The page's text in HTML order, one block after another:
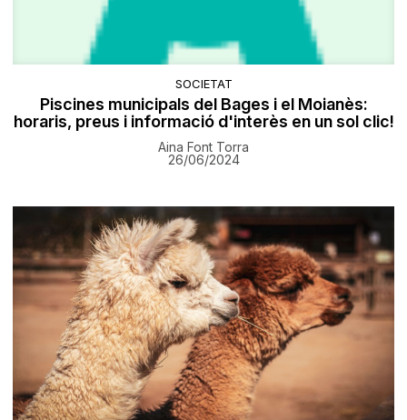
SOCIETAT
Piscines municipals del Bages i el Moianès:
horaris, preus i informació d'interès en un sol clic!
Aina Font Torra
26/06/2024